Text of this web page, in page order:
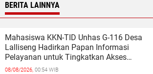
BERITA LAINNYA
Mahasiswa KKN-TID Unhas G-116 Desa
Lalliseng Hadirkan Papan Informasi
Pelayanan untuk Tingkatkan Akses
Informasi Masyarakat
08/08/2026, 00:54 WIB